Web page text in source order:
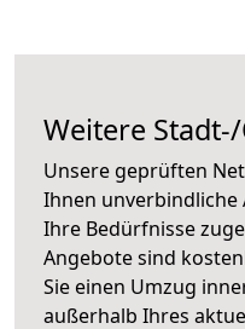
Weitere
Unsere geprüften
Ihnen unverbindliche
Ihre Bedürfnisse
Angebote sind
Sie einen Umzug
außerhalb Ihres